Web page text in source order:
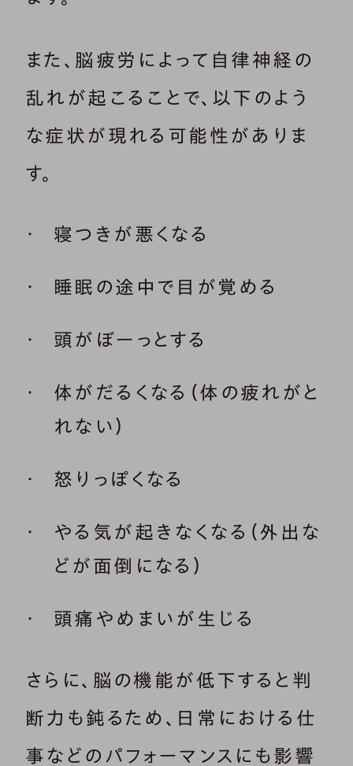
また、脳疲労によって自律神経の
乱れが起こることで、以下のよう
な症状が現れる可能性がありま
す。
寝つきが悪くなる
睡眠の途中で目が覚める
頭がぼーっとする
体がだるくなる（体の疲れがと
れない）
怒りっぽくなる
やる気が起きなくなる（外出な
どが面倒になる）
頭痛やめまいが生じる
さらに、脳の機能が低下すると判
断力も鈍るため、日常における仕
事などのパフォーマンスにも影響